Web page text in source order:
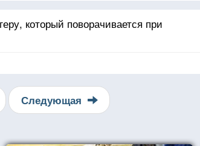
который поворачивается при
Следующая